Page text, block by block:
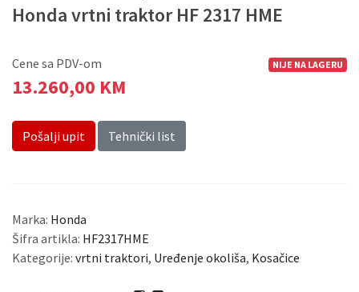
Honda vrtni traktor HF 2317 HME
NIJE NA LAGERU
Cene sa PDV-om
13.260,00 KM
Pošalji upit Tehnički list
Marka: Honda
Šifra artikla: HF2317HME
Kategorije: vrtni traktori, Uređenje okoliša, Kosačice